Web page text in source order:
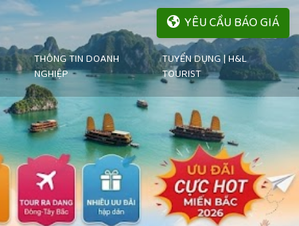
YÊU CẦU BÁO GIÁ
THÔNG TIN DOANH
NGHIỆP
TUYỂN DỤNG | H&L
TOURIST